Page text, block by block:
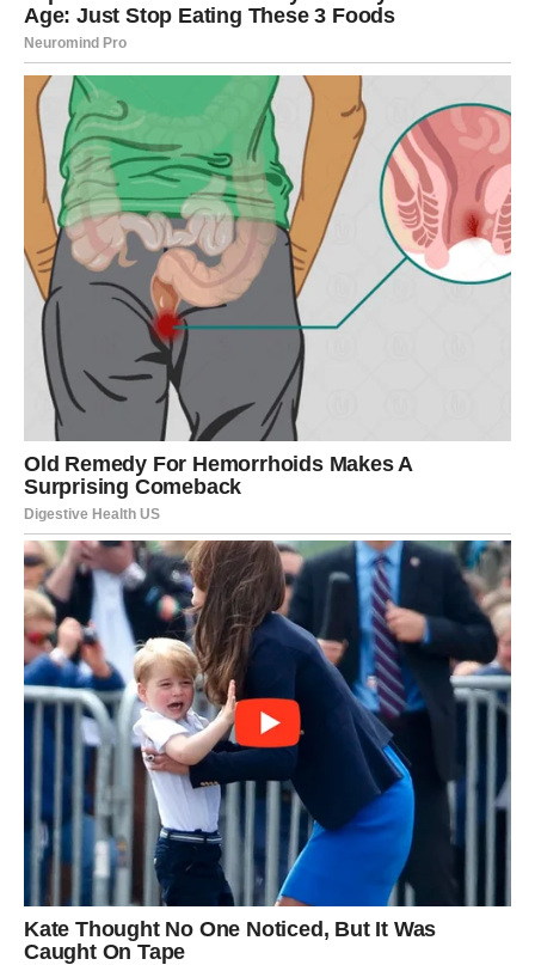
ulogom.
Sudbina vam šalje pravi znak
Pred vama su veoma posebni dani.
RAK
Rakovi konačno izlaze iz emotivno teškog perioda.
Poslije mnogo razočaranja dolazi ljubav, mir i osjećaj da
ste konačno pronašli svoje mjesto.
Karma vam vraća ljubav
Pred vama su veoma nježni i emotivni trenuci.
LAV
Vi ste znak kojem zvijezde sada donose ogromnu životnu
promjenu.
Poslovni uspjeh, novac i priznanje dolaze mnogo brže
nego što očekujete.
Vrijeme velikog karmičkog trijumfa
Sve ono što ste dugo gradili sada konačno donosi
ogromne rezultate.